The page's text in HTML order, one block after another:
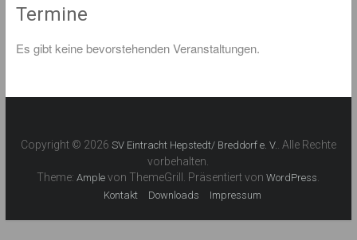
Termine
Es gibt keine bevorstehenden Veranstaltungen.
Copyright © 2026 SV Eintracht Hepstedt/ Breddorf e. V. . Alle Rechte
vorbehalten.
Theme:Ample von ThemeGrill. Präsentiert vonWordPress
Kontakt Downloads Impressum